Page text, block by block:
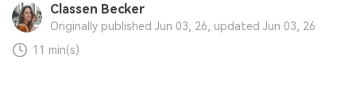
Classen Becker
Originally published Jun 03, 26, updated Jun 03, 26
11 min(s)